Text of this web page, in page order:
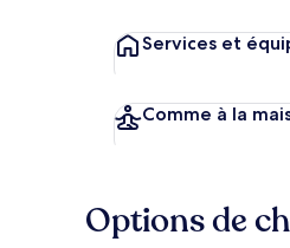
Services et
Comme à la
Options de